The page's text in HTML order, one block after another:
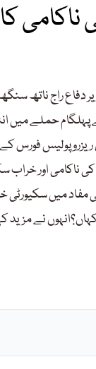
دفاع راج ناتھ
حملے میں
پولیس فورس کے
ناکامی اور خراب
میں سکیورٹی
کہاں؟انہوں نے